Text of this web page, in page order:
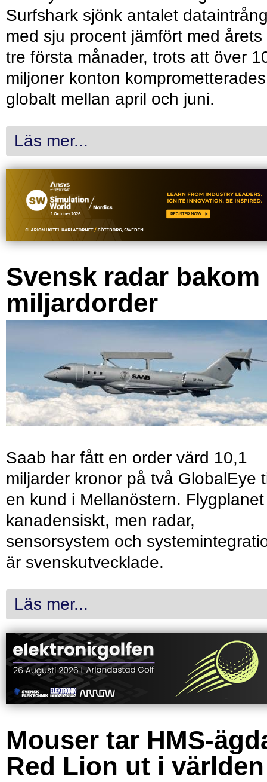
Surfshark sjönk antalet
med sju procent jämfört med årets
tre första månader, trots att över
miljoner konton komprometterades
globalt mellan april och juni.
Läs mer...
Svensk radar bakom
miljardorder
Saab har fått en order värd 10,1
miljarder kronor på två GlobalEye
en kund i Mellanöstern.
kanadensiskt, men radar,
sensorsystem och
är svenskutvecklade.
Läs mer...
Mouser tar HMS-
Red Lion ut i världen